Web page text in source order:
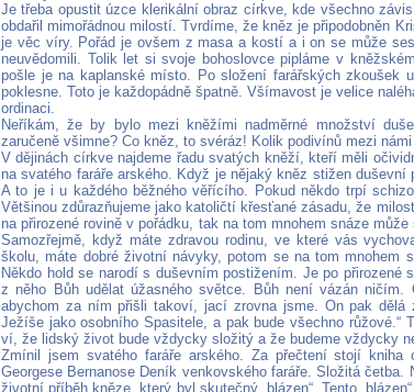
Je třeba opustit úzce klerikální obraz církve, kde všechno
obdařil mimořádnou milostí. Tvrdíme, že kněz je připodobněn
je věc víry. Pořád je ovšem z masa a kostí a i on se může
neuvědomili. Tolik let si svoje bohoslovce pipláme v
pošle je na kaplanské místo. Po složení farářských zkoušek
poklesne. Toto je každopádně špatně. Všímavost je velice
ordinaci.
Neříkám, že by bylo mezi kněžími nadměrné množství
zaručeně všimne? Co kněz, to svéráz! Kolik podivínů mezi námi
V dějinách církve najdeme řadu svatých kněží, kteří měli
na svatého faráře arského. Když je nějaký kněz stižen
A to je i u každého běžného věřícího. Pokud někdo trpí
Většinou zdůrazňujeme jako katoličtí křesťané zásadu, že
na přirozené rovině v pořádku, tak na tom mnohem snáze
Samozřejmě, když máte zdravou rodinu, ve které vás
školu, máte dobré životní návyky, potom se na tom mnohem
Někdo hold se narodí s duševním postižením. Je po přirozené
z něho Bůh udělat úžasného světce. Bůh není vázán ničím.
abychom za ním přišli takoví, jací zrovna jsme. On pak dělá
Ježíše jako osobního Spasitele, a pak bude všechno růžové.“
ví, že lidský život bude vždycky složitý a že budeme vždycky
Zmínil jsem svatého faráře arského. Za přečtení stojí kniha
Georgese Bernanose Deník venkovského faráře. Složitá
životní příběh kněze, který byl skutečný „blázen“. Tento